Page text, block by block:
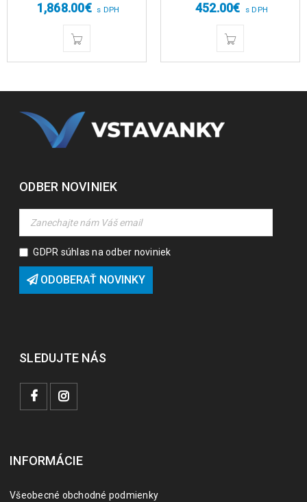
1,868.00€ s DPH 452.00€ s DPH
ODBER NOVINIEK
GDPR súhlas na odber noviniek
ODOBERAŤ NOVINKY
SLEDUJTE NÁS
INFORMÁCIE
Všeobecné obchodné podmienky